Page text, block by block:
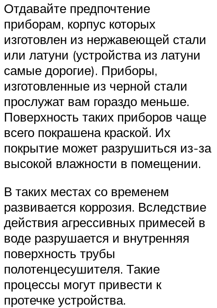
Отдавайте предпочтение
приборам, корпус которых
изготовлен из нержавеющей стали
или латуни (устройства из латуни
самые дорогие). Приборы,
изготовленные из черной стали
прослужат вам гораздо меньше.
Поверхность таких приборов чаще
всего покрашена краской. Их
покрытие может разрушиться из-за
высокой влажности в помещении.
В таких местах со временем
развивается коррозия. Вследствие
действия агрессивных примесей в
воде разрушается и внутренняя
поверхность трубы
полотенцесушителя. Такие
процессы могут привести к
протечке устройства.